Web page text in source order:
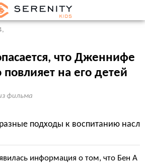
,
что Дженнифе
на его детей
фильма
подходы к воспитанию насл
информация о том, что Бен А